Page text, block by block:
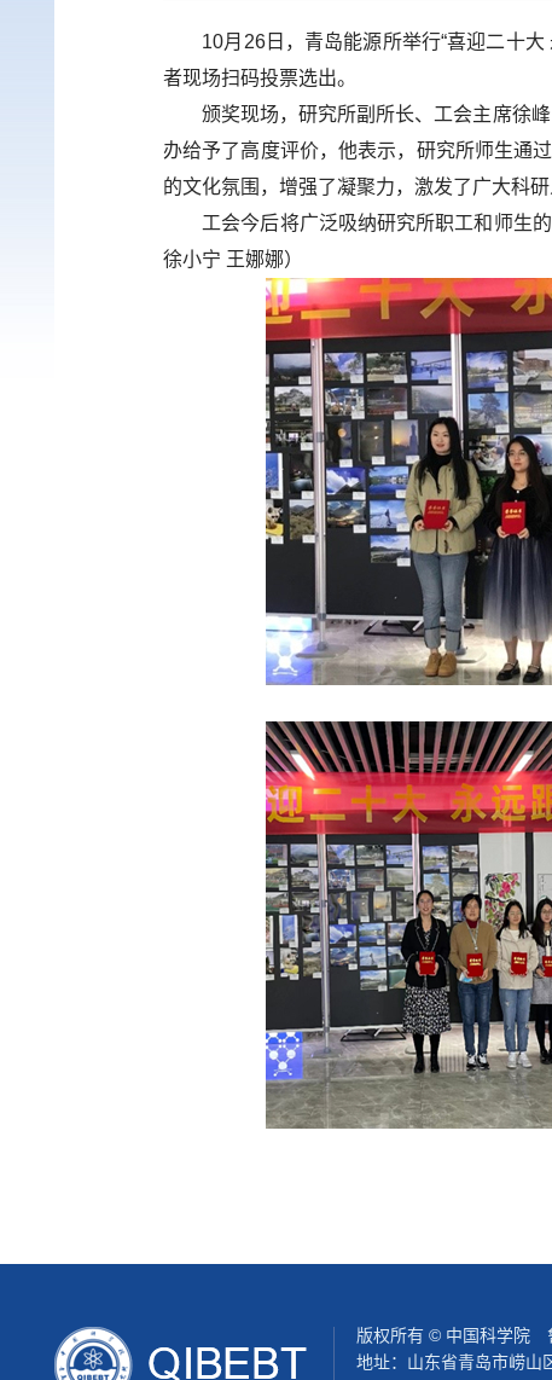
10月26日，青岛能源所举行“喜迎二十
者现场扫码投票选出。
颁奖现场，研究所副所长、工会主席徐峰
办给予了高度评价，他表示，研究所师生通
的文化氛围，增强了凝聚力，激发了广大科研
工会今后将广泛吸纳研究所职工和师生的
徐小宁 王娜娜）
版权所有 © 中国科学院
地址：山东省青岛市崂